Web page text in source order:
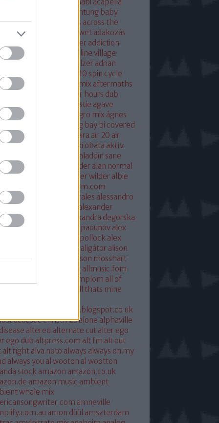
achtung baby
acoustic christmas across the
actress ac wet adakozás
adam weissler addiction
adrenaline
adrenaline village
adrian hielholzer adrian
ae10 spin cycle
afghan surgery mix aftermaths
after hours dub
agatha christie agave
agent orange aggro mix ágnes
ahk toong bay bi covered
berry airto moreira air 20 air
aix les baines akrobata aktív
aladdin sane
alan mcgee alan moulder alan normal
wilder
alber wilder albie
albumism.com
alejandro morales alessandro
alexander kowalski
alexander
alexander ridha
alexandra degorska
savior
alexandre paounov alex
alex pollock alex
aligátor alison
alkohol
allison mosshart
allmusic.com allmusic.fom
all hallows templom all of
all thats mine
acoustic christmasalone alphaville
altered alternate cut alter ego
ego dub altpress.com alt fm alt out
alt right alva noto always always on my
always you al wooton al wootton
stock amazon amazon.co.uk
amazon music ambient
whale mix
amneville
amon düül amszterdam